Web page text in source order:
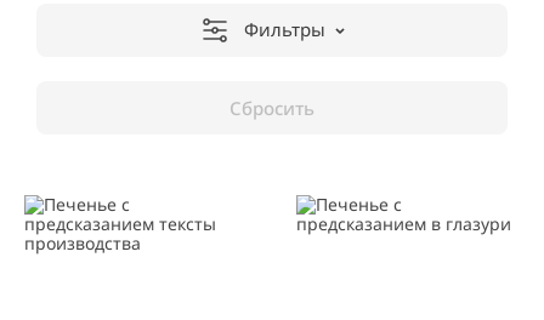
Фильтры
Сбросить